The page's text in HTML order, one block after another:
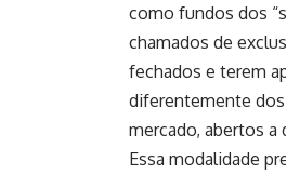
como fundos dos
chamados de
fechados e terem
diferentemente
mercado, abertos
Essa modalidade